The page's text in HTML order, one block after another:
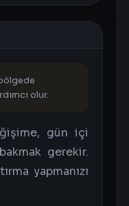
olur.
gün içi
gerekir.
yapmanızı